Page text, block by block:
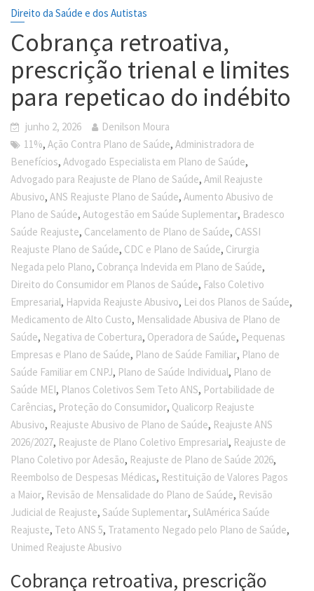
Direito da Saúde e dos Autistas
Cobrança retroativa,
prescrição trienal e limites
para repeticao do indébito
junho 2, 2026
Denilson Moura
11%, Ação Contra Plano de Saúde, Administradora de
Benefícios, Advogado Especialista em Plano de Saúde,
Advogado para Reajuste de Plano de Saúde, Amil Reajuste
Abusivo, ANS Reajuste Plano de Saúde, Aumento Abusivo de
Plano de Saúde, Autogestão em Saúde Suplementar, Bradesco
Saúde Reajuste, Cancelamento de Plano de Saúde, CASSI
Reajuste Plano de Saúde, CDC e Plano de Saúde, Cirurgia
Negada pelo Plano, Cobrança Indevida em Plano de Saúde,
Direito do Consumidor em Planos de Saúde, Falso Coletivo
Empresarial, Hapvida Reajuste Abusivo, Lei dos Planos de Saúde,
Medicamento de Alto Custo, Mensalidade Abusiva de Plano de
Saúde, Negativa de Cobertura, Operadora de Saúde, Pequenas
Empresas e Plano de Saúde, Plano de Saúde Familiar, Plano de
Saúde Familiar em CNPJ, Plano de Saúde Individual, Plano de
Saúde MEI, Planos Coletivos Sem Teto ANS, Portabilidade de
Carências, Proteção do Consumidor, Qualicorp Reajuste
Abusivo, Reajuste Abusivo de Plano de Saúde, Reajuste ANS
2026/2027, Reajuste de Plano Coletivo Empresarial, Reajuste de
Plano Coletivo por Adesão, Reajuste de Plano de Saúde 2026,
Reembolso de Despesas Médicas, Restituição de Valores Pagos
a Maior, Revisão de Mensalidade do Plano de Saúde, Revisão
Judicial de Reajuste, Saúde Suplementar, SulAmérica Saúde
Reajuste, Teto ANS 5, Tratamento Negado pelo Plano de Saúde,
Unimed Reajuste Abusivo
Cobrança retroativa, prescrição